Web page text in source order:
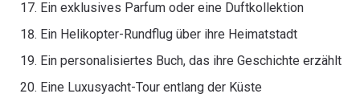
Ein exklusives Parfum oder eine Duftkollektion
Ein Helikopter-Rundflug über ihre Heimatstadt
Ein personalisiertes Buch, das ihre Geschichte erzählt
Eine Luxusyacht-Tour entlang der Küste